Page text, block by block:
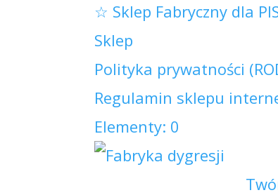
☆ Sklep Fabryczny dla
Sklep
Polityka prywatności
Regulamin sklepu
Elementy: 0